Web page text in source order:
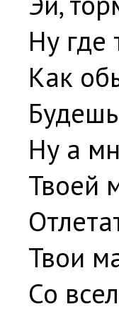
Ну где
Как
Ну а
Твоей
Твои
Со